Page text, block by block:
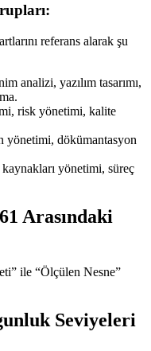
referans alarak şu
analizi, yazılım tasarımı,
risk yönetimi, kalite
yönetimi, dökümantasyon
yönetimi, süreç
Arasındaki
ile “Ölçülen Nesne”
Seviyeleri